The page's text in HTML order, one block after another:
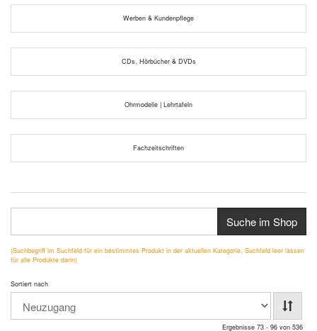
Werben & Kundenpflege
CDs, Hörbücher & DVDs
Ohrmodelle | Lehrtafeln
Fachzeitschriften
Suche im Shop
(Suchbegriff im Suchfeld für ein bestimmtes Produkt in der aktuellen Kategorie, Suchfeld leer lassen
für alle Produkte darin)
Sortiert nach
Ergebnisse 73 - 96 von 536